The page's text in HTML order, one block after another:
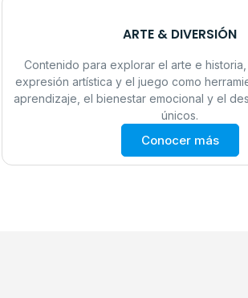
ARTE & DIVERSIÓN
Contenido para explorar el arte e
expresión artística y el juego como
aprendizaje, el bienestar emocional y el
únicos.
Conocer más